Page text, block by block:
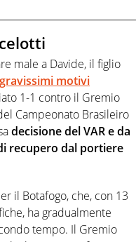
male a Davide, il figlio
motivi
1-1 contro il Gremio
Campeonato Brasileiro
decisione del VAR e da
recupero dal portiere
il Botafogo, che, con 13
ha gradualmente
tempo. Il Gremio